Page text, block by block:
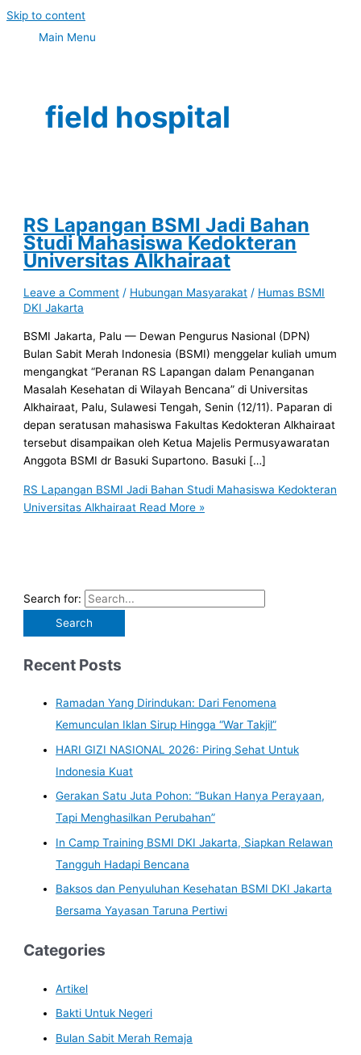
Skip to content
Main Menu
field hospital
RS Lapangan BSMI Jadi Bahan
Studi Mahasiswa Kedokteran
Universitas Alkhairaat
Leave a Comment / Hubungan Masyarakat / Humas BSMI
DKI Jakarta
BSMI Jakarta, Palu — Dewan Pengurus Nasional (DPN)
Bulan Sabit Merah Indonesia (BSMI) menggelar kuliah umum
mengangkat “Peranan RS Lapangan dalam Penanganan
Masalah Kesehatan di Wilayah Bencana” di Universitas
Alkhairaat, Palu, Sulawesi Tengah, Senin (12/11). Paparan di
depan seratusan mahasiswa Fakultas Kedokteran Alkhairaat
tersebut disampaikan oleh Ketua Majelis Permusyawaratan
Anggota BSMI dr Basuki Supartono. Basuki […]
RS Lapangan BSMI Jadi Bahan Studi Mahasiswa Kedokteran
Universitas Alkhairaat Read More »
Search for:
Recent Posts
Ramadan Yang Dirindukan: Dari Fenomena
Kemunculan Iklan Sirup Hingga “War Takjil”
HARI GIZI NASIONAL 2026: Piring Sehat Untuk
Indonesia Kuat
Gerakan Satu Juta Pohon: “Bukan Hanya Perayaan,
Tapi Menghasilkan Perubahan”
In Camp Training BSMI DKI Jakarta, Siapkan Relawan
Tangguh Hadapi Bencana
Baksos dan Penyuluhan Kesehatan BSMI DKI Jakarta
Bersama Yayasan Taruna Pertiwi
Categories
Artikel
Bakti Untuk Negeri
Bulan Sabit Merah Remaja